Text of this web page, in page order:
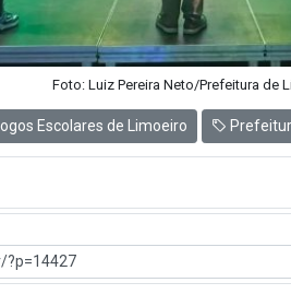
Foto: Luiz Pereira Neto/Prefeitura de
Escolares de Limoeiro